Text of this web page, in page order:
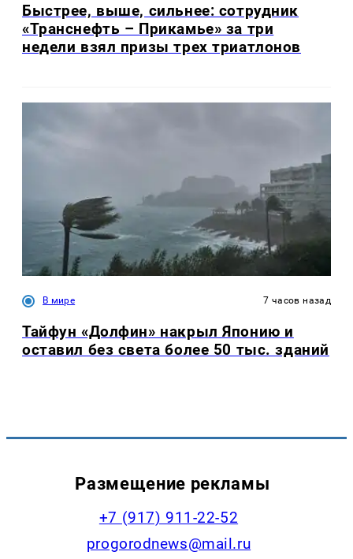
Быстрее, выше, сильнее: сотрудник
«Транснефть – Прикамье» за три
недели взял призы трех триатлонов
В мире 7 часов назад
Тайфун «Долфин» накрыл Японию и
оставил без света более 50 тыс. зданий
Размещение рекламы
+7 (917) 911-22-52
progorodnews@mail.ru